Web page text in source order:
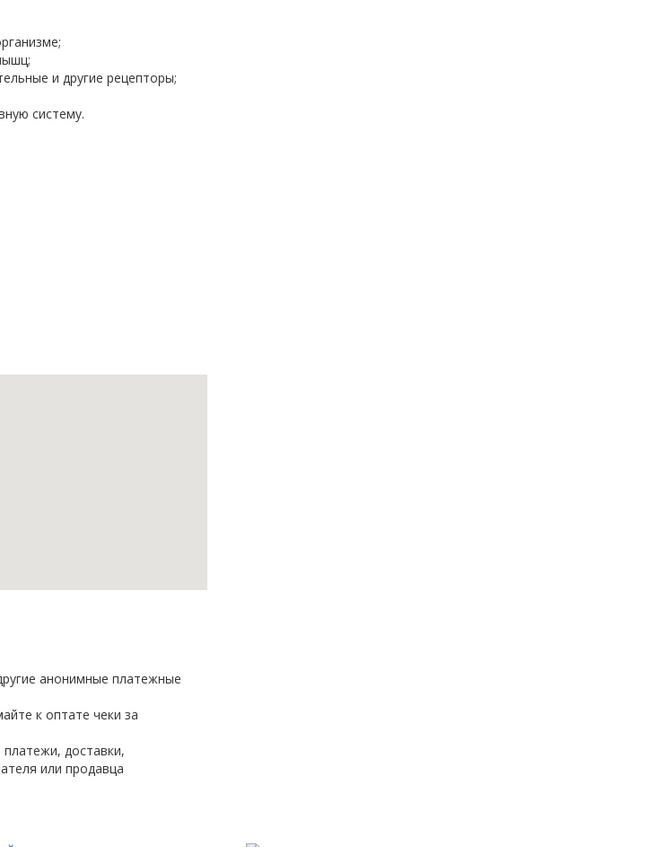
и другие рецепторы;
систему.
анонимные платежные
к оптате чеки за
доставки,
или продавца